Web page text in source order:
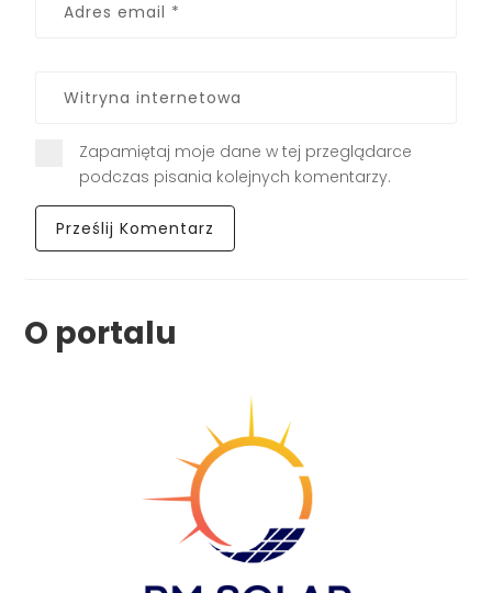
Zapamiętaj moje dane w tej przeglądarce
podczas pisania kolejnych komentarzy.
O portalu